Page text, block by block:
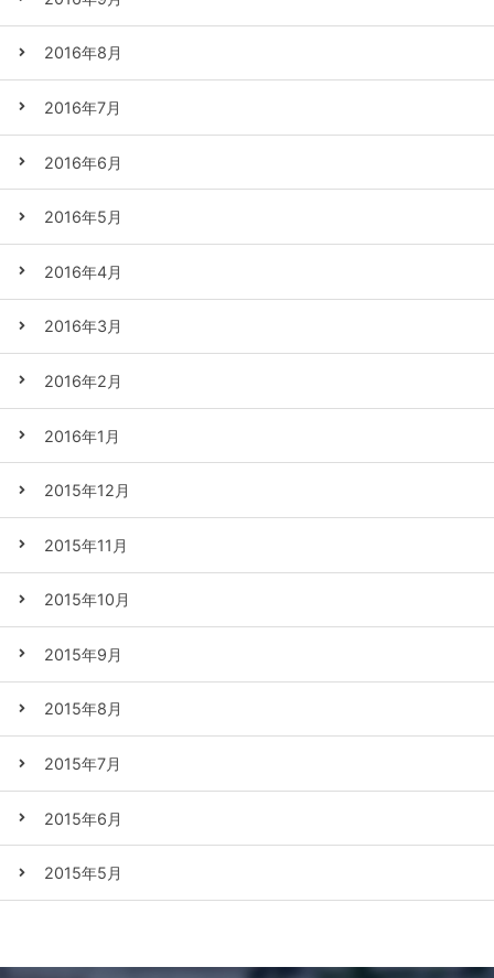
2016年8月
2016年7月
2016年6月
2016年5月
2016年4月
2016年3月
2016年2月
2016年1月
2015年12月
2015年11月
2015年10月
2015年9月
2015年8月
2015年7月
2015年6月
2015年5月